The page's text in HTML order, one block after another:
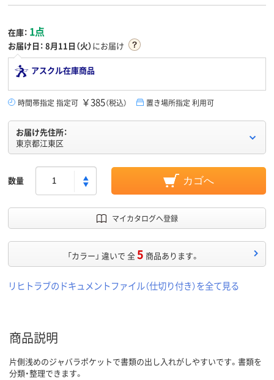
在庫： 1点
お届け日： 8月11日（火）にお届け
アスクル在庫商品
時間帯指定 指定可 ￥385（税込） 置き場所指定 利用可
お届け先住所：
東京都江東区
数量 カゴへ
マイカタログへ登録
「カラー」 違いで 全5 商品あります。
リヒトラブのドキュメントファイル（仕切り付き）を全て見る
商品説明
片側浅めのジャバラポケットで書類の出し入れがしやすいです。書類を
分類・整理できます。